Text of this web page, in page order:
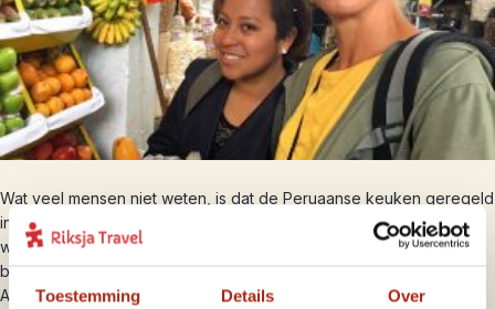
Toestemming Details Over
Wat veel mensen niet weten, is dat de Peruaanse keuken geregeld
in de prijzen valt. Sterker nog: twee van de beste restaurant ter
wereld zijn gevestigd in Lima. De Peruaanse cuisine wordt
beschouwd als de lekkerste en meest gevarieerde van Zuid-
Amerika. Dit komt onder andere door de vele invloeden vanuit